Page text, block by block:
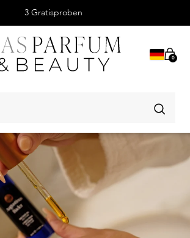
Mit 5 von 5 Sternen bewerteter Service.
0